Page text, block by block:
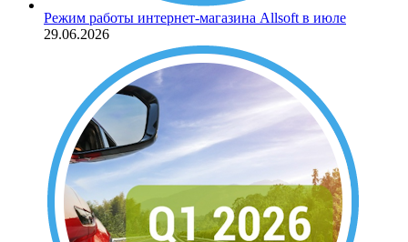
Режим работы интернет-магазина Allsoft в июле
29.06.2026